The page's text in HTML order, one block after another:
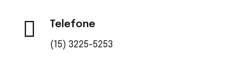
Telefone
(15) 3225-5253